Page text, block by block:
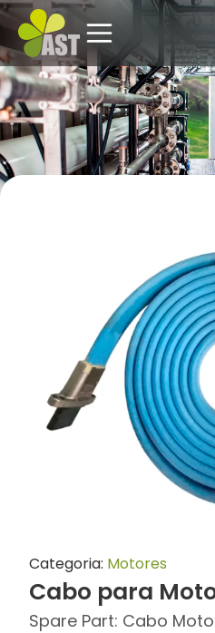
Categoria: Motores
Cabo para
Spare Part: Cabo